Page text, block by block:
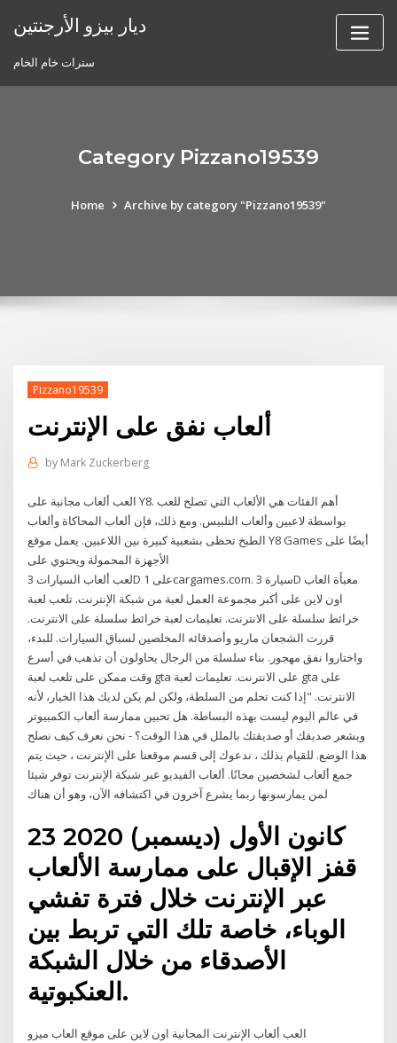
ديار بيزو الأرجنتين
سترات خام الخام
Category Pizzano19539
Home Archive by category "Pizzano19539"
Pizzano19539
ألعاب نفق على الإنترنت
by Mark Zuckerberg
العب ألعاب مجانية على Y8. أهم الفئات هي الألعاب التي تصلح للعب
بواسطة لاعبين وألعاب التلبيس. ومع ذلك، فإن ألعاب المحاكاة وألعاب
الطبخ تحظى بشعبية كبيرة بين اللاعبين. يعمل موقع Y8 Games أيضًا على
الأجهزة المحمولة ويحتوي على
لعب ألعاب السيارات 3D على 1cargames.com. سيارة 3D معبأة العاب
اون لاين على أكبر مجموعة العمل لعبة من شبكة الإنترنت. تلعب لعبة
خرائط سلسلة على الانترنت. تعليمات لعبة خرائط سلسلة على الانترنت.
قررت الشجعان ماريو وأصدقائه المخلصين لسباق السيارات. للبدء،
واختاروا نفق مهجور. بناء سلسلة من الرجال يحاولون أن تذهب في أسرع
وقت ممكن على تلعب لعبة gta على الانترنت. تعليمات لعبة gta على
الانترنت. "إذا كنت تحلم من السلطة، ولكن لم يكن لديك هذا الخيار، لأنه
في عالم اليوم ليست بهذه البساطة. هل تحبين ممارسة ألعاب الكمبيوتر
ويشعر صديقك أو صديقتك بالملل في هذا الوقت؟ - نحن نعرف كيف نصلح
هذا الوضع. للقيام بذلك ، ندعوك إلى قسم موقعنا على الإنترنت ، حيث يتم
جمع ألعاب لشخصين مجانًا. ألعاب الفيديو عبر شبكة الإنترنت توفر شيئا
لمن يمارسونها ربما يشرع آخرون في اكتشافه الآن، وهو أن هناك
23 كانون الأول (ديسمبر) 2020
قفز الإقبال على ممارسة الألعاب
عبر الإنترنت خلال فترة تفشي
الوباء، خاصة تلك التي تربط بين
الأصدقاء من خلال الشبكة
العنكبوتية.
العب ألعاب الإنترنت المجانية اون لاين على موقع العاب ميزو